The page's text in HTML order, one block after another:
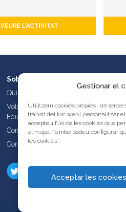
Gestionar el
Utilitzem cookies pròpies i de
trànsit del lloc web i personalitzar
accepteu l’ús de les cookies que
el mapa. També podeu configurar
les cookies”.
Acceptar les cookies
VEURE L’ACTIVITAT
Sobre nosaltres
Qui som?
Vols publicar les teves propostes al
Educatives de Catalunya?
Condicions d’ús i avís legal
Contacta amb nosaltres